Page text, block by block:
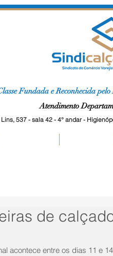
Fundada e Reconhecida
Atendimento
537 - sala 42 - 4° andar -
de
acontece entre os dias 11 e